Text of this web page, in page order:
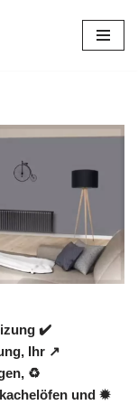
✔️
Ihr ↗️
♻
und ✹